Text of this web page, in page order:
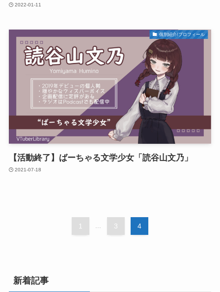
2022-01-11
個別紹介/プロフィール
【活動終了】ばーちゃる文学少女「読谷山文乃」
2021-07-18
1 3 4
新着記事